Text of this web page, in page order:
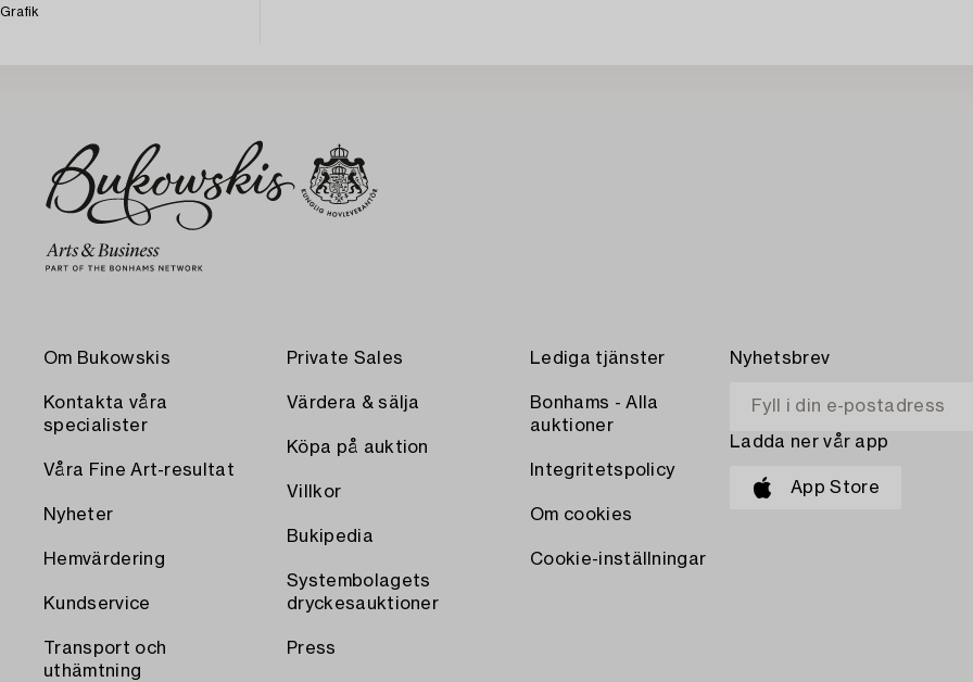
Grafik
Om Bukowskis
Kontakta våra
specialister
Våra Fine Art-resultat
Nyheter
Hemvärdering
Kundservice
Transport och
uthämtning
Private Sales
Värdera & sälja
Köpa på auktion
Villkor
Bukipedia
Systembolagets
dryckesauktioner
Press
Lediga tjänster
Bonhams - Alla
auktioner
Integritetspolicy
Om cookies
Cookie-inställningar
Nyhetsbrev
Ladda ner vår app
App Store